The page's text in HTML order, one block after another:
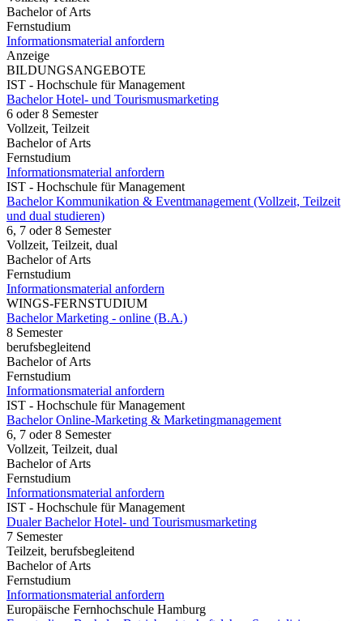
Bachelor of Arts
Fernstudium
Informationsmaterial anfordern
Anzeige
BILDUNGSANGEBOTE
IST - Hochschule für Management
Bachelor Hotel- und Tourismusmarketing
6 oder 8 Semester
Vollzeit, Teilzeit
Bachelor of Arts
Fernstudium
Informationsmaterial anfordern
IST - Hochschule für Management
Bachelor Kommunikation & Eventmanagement (Vollzeit, Teilzeit
und dual studieren)
6, 7 oder 8 Semester
Vollzeit, Teilzeit, dual
Bachelor of Arts
Fernstudium
Informationsmaterial anfordern
WINGS-FERNSTUDIUM
Bachelor Marketing - online (B.A.)
8 Semester
berufsbegleitend
Bachelor of Arts
Fernstudium
Informationsmaterial anfordern
IST - Hochschule für Management
Bachelor Online-Marketing & Marketingmanagement
6, 7 oder 8 Semester
Vollzeit, Teilzeit, dual
Bachelor of Arts
Fernstudium
Informationsmaterial anfordern
IST - Hochschule für Management
Dualer Bachelor Hotel- und Tourismusmarketing
7 Semester
Teilzeit, berufsbegleitend
Bachelor of Arts
Fernstudium
Informationsmaterial anfordern
Europäische Fernhochschule Hamburg